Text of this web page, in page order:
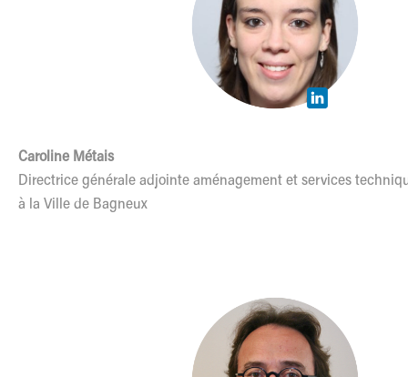
Caroline Métais
Directrice générale adjointe aménagement et services
à la Ville de Bagneux